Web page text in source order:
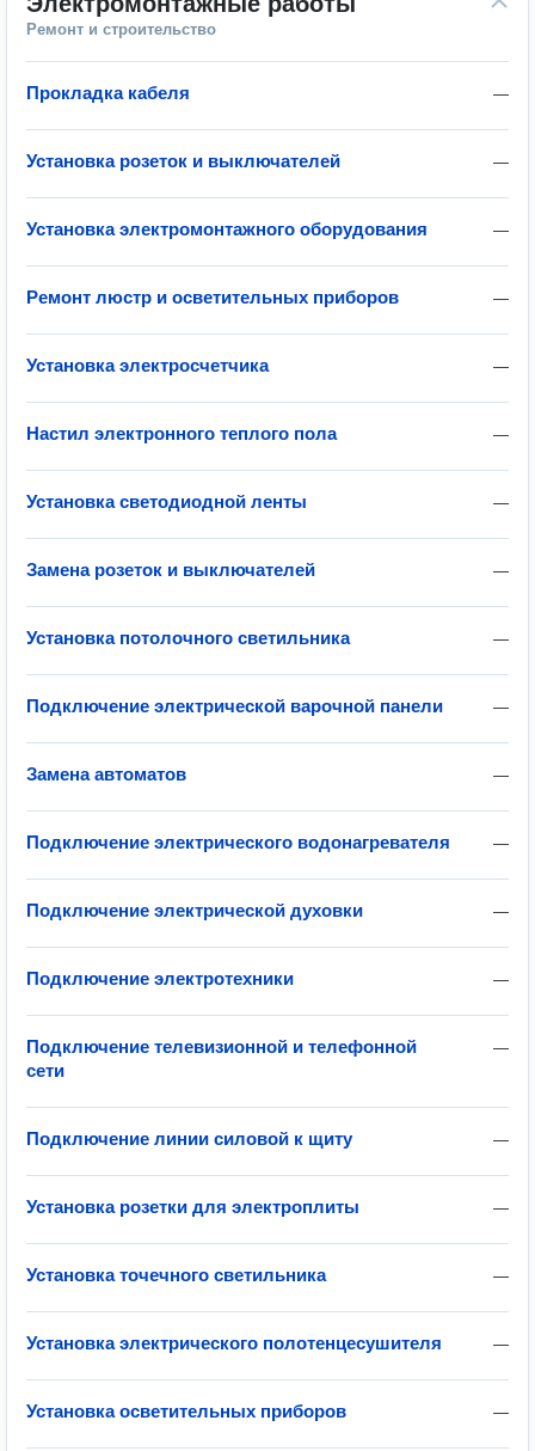
Ремонт и строительство
—
Прокладка кабеля
—
Установка розеток и выключателей
—
Установка электромонтажного оборудования
—
Ремонт люстр и осветительных приборов
—
Установка электросчетчика
—
Настил электронного теплого пола
—
Установка светодиодной ленты
—
Замена розеток и выключателей
—
Установка потолочного светильника
—
Подключение электрической варочной панели
—
Замена автоматов
—
Подключение электрического водонагревателя
—
Подключение электрической духовки
—
Подключение электротехники
—
Подключение телевизионной и телефонной
сети
—
Подключение линии силовой к щиту
—
Установка розетки для электроплиты
—
Установка точечного светильника
—
Установка электрического полотенцесушителя
—
Установка осветительных приборов